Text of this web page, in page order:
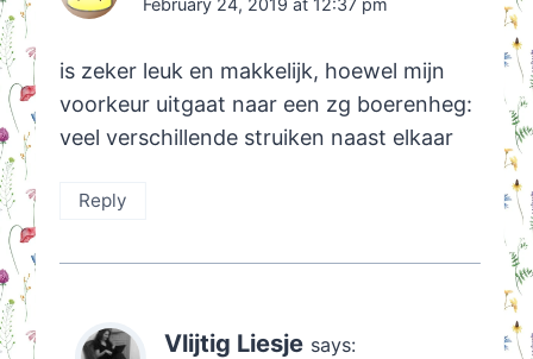
February 24, 2019 at 12:37 pm
is zeker leuk en makkelijk, hoewel mijn
voorkeur uitgaat naar een zg boerenheg:
veel verschillende struiken naast elkaar
Reply
Vlijtig Liesje says: